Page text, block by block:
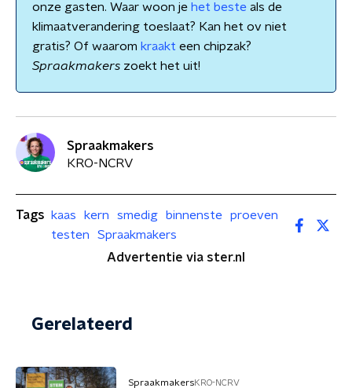
onze gasten. Waar woon je het beste als de
klimaatverandering toeslaat? Kan het ov niet
gratis? Of waarom kraakt een chipzak?
Spraakmakers zoekt het uit!
Spraakmakers
KRO-NCRV
Tags kaas kern smedig binnenste
proeven
testen
Spraakmakers
Advertentie via ster.nl
Gerelateerd
SpraakmakersKRO-NCRV